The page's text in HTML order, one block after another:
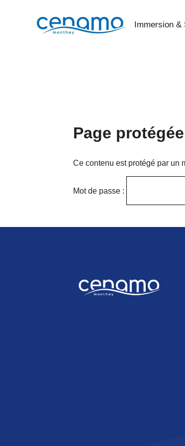
Immersion &
Page
Ce contenu est protégé par un
Mot de passe :